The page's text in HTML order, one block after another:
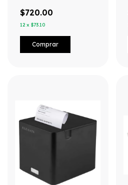
$720.00
12 x $73.10